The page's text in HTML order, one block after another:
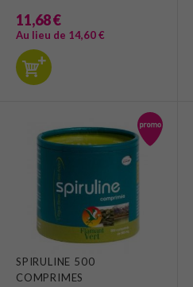
11,68 €
Au lieu de 14,60 €
SPIRULINE 500
COMPRIMES